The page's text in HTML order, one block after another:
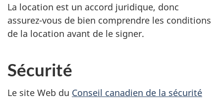
La location est un accord juridique, donc
assurez-vous de bien comprendre les conditions
de la location avant de le signer.
Sécurité
Le site Web du Conseil canadien de la sécurité